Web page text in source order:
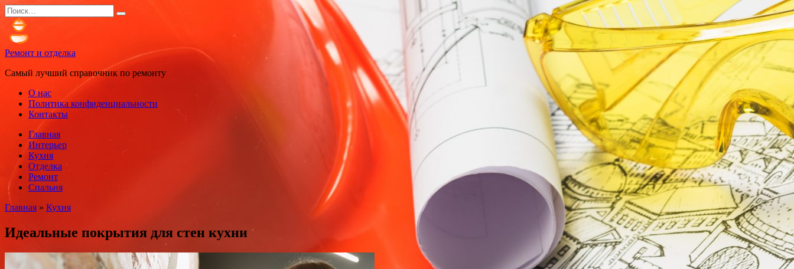
Перейти
к
содержанию
Search
for:
Ремонт и отделка
Самый лучший справочник по ремонту
О нас
Политика конфиденциальности
Контакты
Главная
Интерьер
Кухня
Отделка
Ремонт
Спальня
Главная » Кухня
Идеальные покрытия для стен кухни